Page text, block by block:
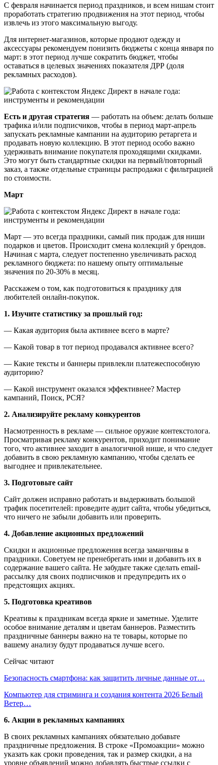
С февраля начинается период праздников, и всем нишам стоит
проработать стратегию продвижения на этот период, чтобы
извлечь из этого максимальную выгоду.
Для интернет-магазинов, которые продают одежду и
аксессуары рекомендуем понизить бюджеты с конца января по
март: в этот период лучше сократить бюджет, чтобы
оставаться в целевых значениях показателя ДРР (доля
рекламных расходов).
Есть и другая стратегия — работать на объем: делать больше
трафика и/или подписчиков, чтобы в период март-апрель
запускать рекламные кампании на аудиторию ретаргета и
продавать новую коллекцию. В этот период особо важно
удерживать внимание покупателя проходящими скидками.
Это могут быть стандартные скидки на первый/повторный
заказ, а также отдельные страницы распродажи с фильтрацией
по стоимости.
Март
Март — это всегда праздники, самый пик продаж для ниши
подарков и цветов. Происходит смена коллекций у брендов.
Начиная с марта, следует постепенно увеличивать расход
рекламного бюджета: по нашему опыту оптимальные
значения по 20-30% в месяц.
Расскажем о том, как подготовиться к празднику для
любителей онлайн-покупок.
1. Изучите статистику за прошлый год:
— Какая аудитория была активнее всего в марте?
— Какой товар в тот период продавался активнее всего?
— Какие тексты и баннеры привлекли платежеспособную
аудиторию?
— Какой инструмент оказался эффективнее? Мастер
кампаний, Поиск, РСЯ?
2. Анализируйте рекламу конкурентов
Насмотренность в рекламе — сильное оружие контекстолога.
Просматривая рекламу конкурентов, приходит понимание
того, что активнее заходит в аналогичной нише, и что следует
добавить в свою рекламную кампанию, чтобы сделать ее
выгоднее и привлекательнее.
3. Подготовьте сайт
Сайт должен исправно работать и выдерживать большой
трафик посетителей: проведите аудит сайта, чтобы убедиться,
что ничего не забыли добавить или проверить.
4. Добавление акционных предложений
Скидки и акционные предложения всегда заманчивы в
праздники. Советуем не пренебрегать ими и добавить их в
содержание вашего сайта. Не забудьте также сделать email-
рассылку для своих подписчиков и предупредить их о
предстоящих акциях.
5. Подготовка креативов
Креативы к праздникам всегда яркие и заметные. Уделите
особое внимание деталям и цветам баннеров. Разместить
праздничные баннеры важно на те товары, которые по
вашему анализу будут продаваться лучше всего.
Сейчас читают
Безопасность смартфона: как защитить личные данные от…
Компьютер для стриминга и создания контента 2026 Белый
Ветер…
6. Акции в рекламных кампаниях
В своих рекламных кампаниях обязательно добавьте
праздничные предложения. В строке «Промоакции» можно
указать как сроки проведения, так и размер скидки, а на
уровне объявлений можно добавлять быстрые ссылки с